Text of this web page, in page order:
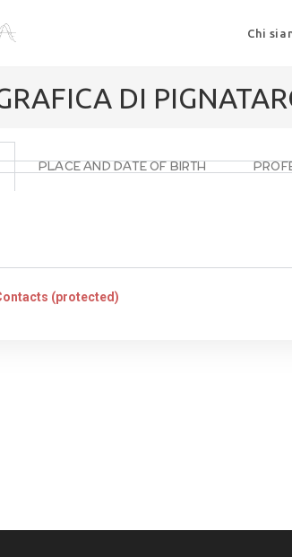
Chi
DI
PLACE AND DATE OF BIRTH
(protected)